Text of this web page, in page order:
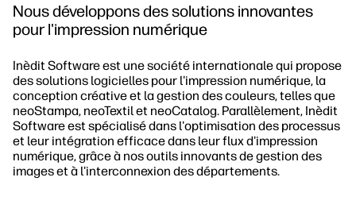
Nous développons des solutions innovantes
pour l'impression numérique
Inèdit Software est une société internationale qui propose
des solutions logicielles pour l'impression numérique, la
conception créative et la gestion des couleurs, telles que
neoStampa, neoTextil et neoCatalog. Parallèlement, Inèdit
Software est spécialisé dans l'optimisation des processus
et leur intégration efficace dans leur flux d'impression
numérique, grâce à nos outils innovants de gestion des
images et à l'interconnexion des départements.